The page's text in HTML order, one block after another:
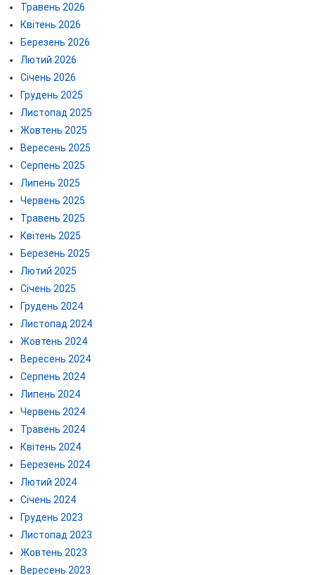
Травень 2026
Квітень 2026
Березень 2026
Лютий 2026
Січень 2026
Грудень 2025
Листопад 2025
Жовтень 2025
Вересень 2025
Серпень 2025
Липень 2025
Червень 2025
Травень 2025
Квітень 2025
Березень 2025
Лютий 2025
Січень 2025
Грудень 2024
Листопад 2024
Жовтень 2024
Вересень 2024
Серпень 2024
Липень 2024
Червень 2024
Травень 2024
Квітень 2024
Березень 2024
Лютий 2024
Січень 2024
Грудень 2023
Листопад 2023
Жовтень 2023
Вересень 2023